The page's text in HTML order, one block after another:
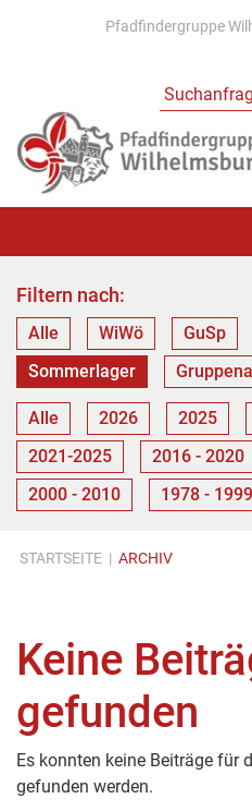
Pfadfindergruppe
Filtern nach:
Alle WiWö GuSp
Sommerlager
Alle 2026 2025
2021-2025
2016 - 2020
2000 - 2010
1978 - 1999
STARTSEITE | ARCHIV
Keine
gefunden
Es konnten keine Beiträge für
gefunden werden.